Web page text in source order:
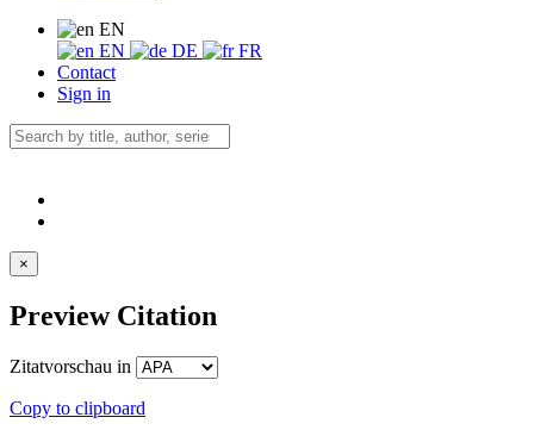
EN
EN
DE
FR
Contact
Sign in
×
Preview Citation
Zitatvorschau in
Copy to clipboard